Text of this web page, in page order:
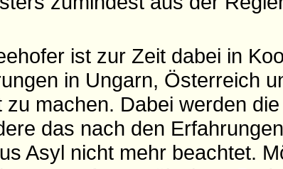
ist zur Zeit dabei in
in Ungarn, Österreich
machen. Dabei werden die
das nach den
Asyl nicht mehr beachtet.